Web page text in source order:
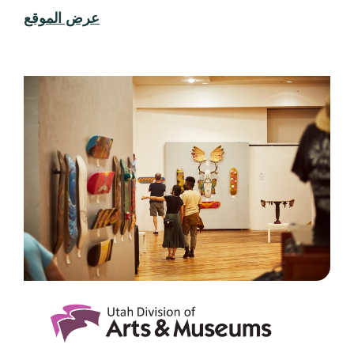
قسم الفنون والمتاحف في ولاية يوتا
تسعى Utah Arts & Museums (UA&M) إلى تعزيز
جودة حياة سكان ولاية يوتا من خلال تجارب الفنون
مجموعة متنوعة من فرص التطوير المهني والمنح
لخدمة دوائرنا الانتخابية. نحن نخدم المدارس